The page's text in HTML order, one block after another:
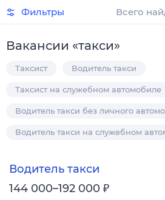
Фильтры Всего
Вакансии «такси»
Таксист Водитель такси
Таксист на служебном автомобиле
Водитель такси без личного
Водитель такси на служебном
Водитель такси
144 000–192 000 ₽